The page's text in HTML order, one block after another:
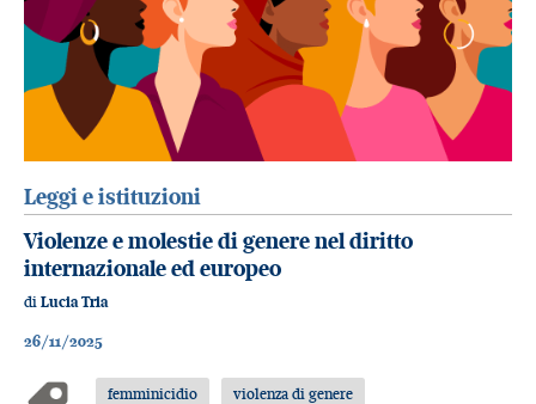
Leggi e istituzioni
Violenze e molestie di genere nel diritto
internazionale ed europeo
di Lucia Tria
26/11/2025
femminicidio violenza di genere